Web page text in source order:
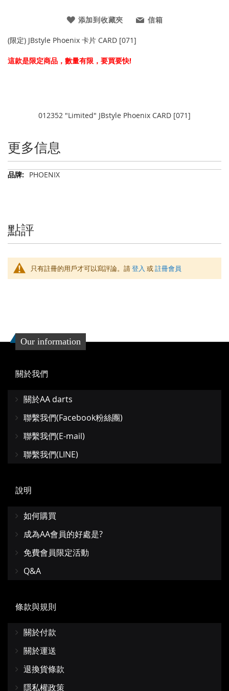
添加到收藏夾 信箱
(限定) JBstyle Phoenix 卡片 CARD [071]
這款是限定商品，數量有限，要買要快!
012352 "Limited" JBstyle Phoenix CARD [071]
更多信息
更
PHOENIX
點評
只有註冊的用戶才可以寫評論。請登入 或註冊會員
Our information
關於我們
關於AA darts
聯繫我們(Facebook粉絲團)
聯繫我們(E-mail)
聯繫我們(LINE)
說明
如何購買
成為AA會員的好處是?
免費會員限定活動
Q&A
條款與規則
關於付款
關於運送
退換貨條款
隱私權政策